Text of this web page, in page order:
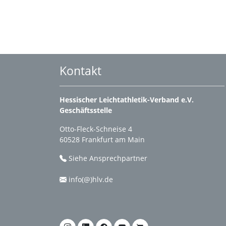
Kontakt
Hessischer Leichtathletik-Verband e.V.
Geschäftsstelle
Otto-Fleck-Schneise 4
60528 Frankfurt am Main
Siehe Ansprechpartner
info(@)hlv.de